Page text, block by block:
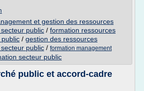
et gestion des ressources
public / formation ressources
/ gestion des ressources
public / formation management
secteur public
public et accord-cadre